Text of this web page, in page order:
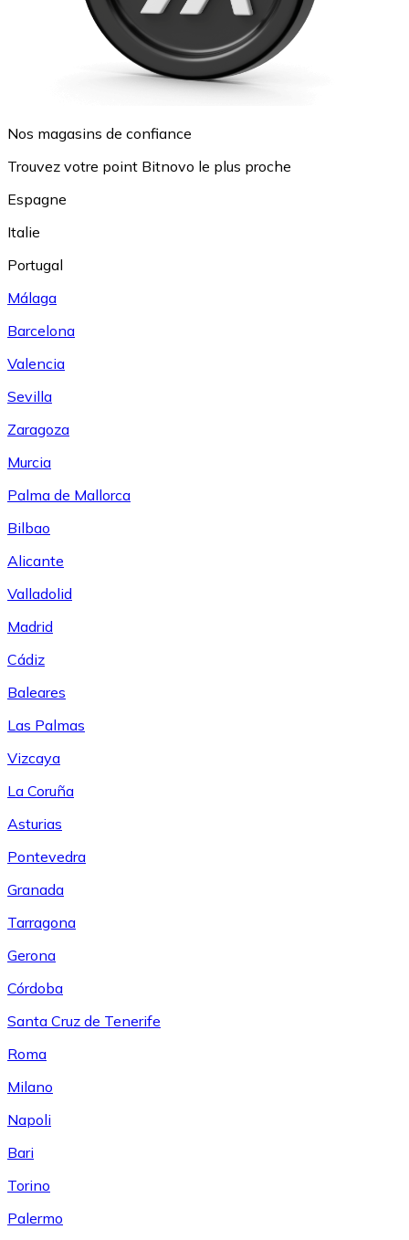
Nos magasins de confiance
Trouvez votre point Bitnovo le plus proche
Espagne
Italie
Portugal
Málaga
Barcelona
Valencia
Sevilla
Zaragoza
Murcia
Palma de Mallorca
Bilbao
Alicante
Valladolid
Madrid
Cádiz
Baleares
Las Palmas
Vizcaya
La Coruña
Asturias
Pontevedra
Granada
Tarragona
Gerona
Córdoba
Santa Cruz de Tenerife
Roma
Milano
Napoli
Bari
Torino
Palermo